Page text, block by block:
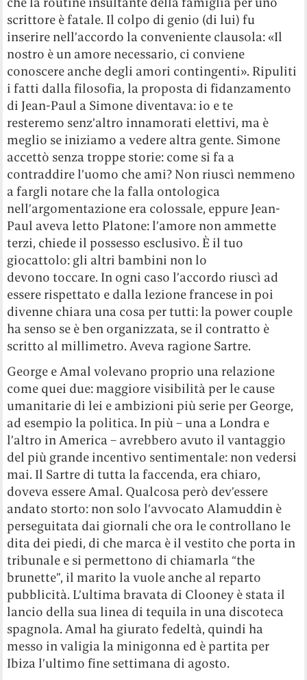
scrittore è fatale. Il colpo di genio (di lui) fu
inserire nell’accordo la conveniente clausola: «Il
nostro è un amore necessario, ci conviene
conoscere anche degli amori contingenti». Ripuliti
i fatti dalla filosofia, la proposta di fidanzamento
di Jean-Paul a Simone diventava: io e te
resteremo senz’altro innamorati elettivi, ma è
meglio se iniziamo a vedere altra gente. Simone
accettò senza troppe storie: come si fa a
contraddire l’uomo che ami? Non riuscì nemmeno
a fargli notare che la falla ontologica
nell’argomentazione era colossale, eppure Jean-
Paul aveva letto Platone: l’amore non ammette
terzi, chiede il possesso esclusivo. È il tuo
giocattolo: gli altri bambini non lo
devono toccare. In ogni caso l’accordo riuscì ad
essere rispettato e dalla lezione francese in poi
divenne chiara una cosa per tutti: la power couple
ha senso se è ben organizzata, se il contratto è
scritto al millimetro. Aveva ragione Sartre.
George e Amal volevano proprio una relazione
come quei due: maggiore visibilità per le cause
umanitarie di lei e ambizioni più serie per George,
ad esempio la politica. In più – una a Londra e
l’altro in America – avrebbero avuto il vantaggio
del più grande incentivo sentimentale: non vedersi
mai. Il Sartre di tutta la faccenda, era chiaro,
doveva essere Amal. Qualcosa però dev’essere
andato storto: non solo l’avvocato Alamuddin è
perseguitata dai giornali che ora le controllano le
dita dei piedi, di che marca è il vestito che porta in
tribunale e si permettono di chiamarla “the
brunette”, il marito la vuole anche al reparto
pubblicità. L’ultima bravata di Clooney è stata il
lancio della sua linea di tequila in una discoteca
spagnola. Amal ha giurato fedeltà, quindi ha
messo in valigia la minigonna ed è partita per
Ibiza l’ultimo fine settimana di agosto.